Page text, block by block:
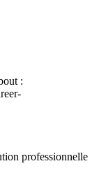
:
professionnelle